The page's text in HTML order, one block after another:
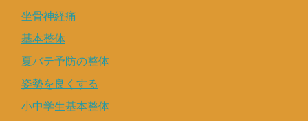
坐骨神経痛
基本整体
夏バテ予防の整体
姿勢を良くする
小中学生基本整体